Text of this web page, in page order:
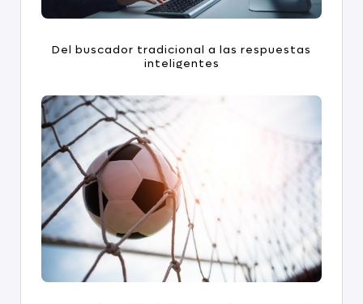
Del buscador tradicional a las respuestas
inteligentes